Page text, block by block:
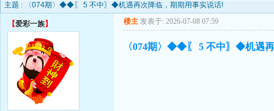
主题 : 〈074期〉◆◆〖 5 不中〗◆机遇再次降临，期期用事实说话!
【爱彩一族】 楼主 发表于: 2026-07-08 07:59
〈074期〉◆◆〖 5 不中〗◆机遇